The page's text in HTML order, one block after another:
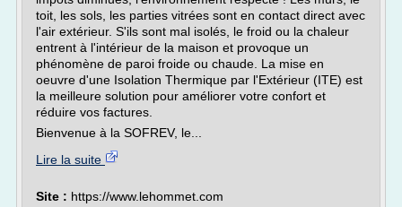
toit, les sols, les parties vitrées sont en contact direct avec
l'air extérieur. S'ils sont mal isolés, le froid ou la chaleur
entrent à l'intérieur de la maison et provoque un
phénomène de paroi froide ou chaude. La mise en
oeuvre d'une Isolation Thermique par l'Extérieur (ITE) est
la meilleure solution pour améliorer votre confort et
réduire vos factures.
Bienvenue à la SOFREV, le...
Lire la suite
Site : https://www.lehommet.com